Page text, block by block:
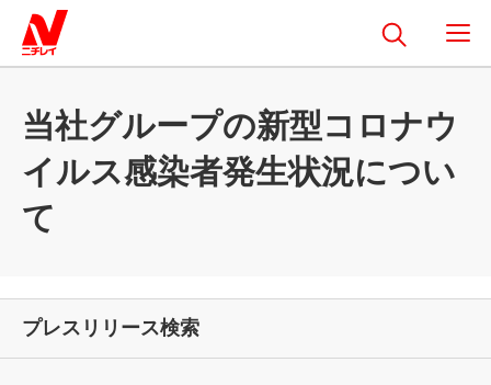
当社グループの新型コロナウ
イルス感染者発生状況につい
て
プレスリリース検索